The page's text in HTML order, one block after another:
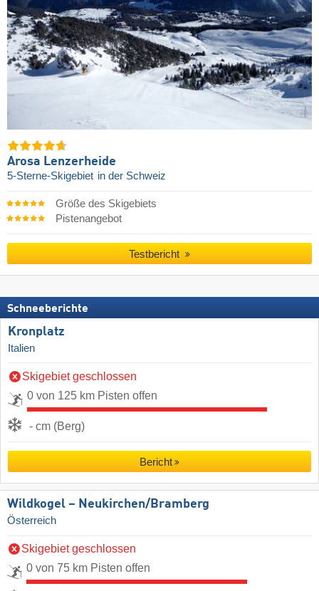
Arosa Lenzerheide
5-Sterne-Skigebiet in der Schweiz
Größe des Skigebiets
Pistenangebot
Testbericht
Schneeberichte
Kronplatz
Italien
Skigebiet geschlossen
0 von 125 km Pisten offen
- cm (Berg)
Bericht
Wildkogel – Neukirchen/​Bramberg
Österreich
Skigebiet geschlossen
0 von 75 km Pisten offen